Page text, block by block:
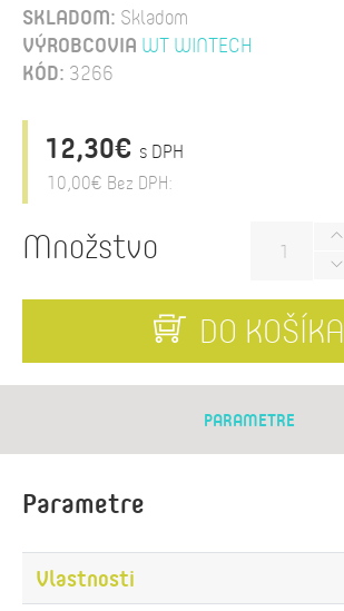
SKLADOM: Skladom
VÝROBCOVIA WT WINTECH
KÓD: 3266
12,30€ s DPH
10,00€ Bez DPH:
Množstvo
DO KOŠÍKA
PARAMETRE
Parametre
Vlastnosti